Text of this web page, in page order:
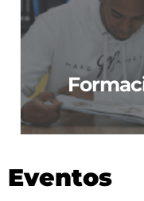
Eventos